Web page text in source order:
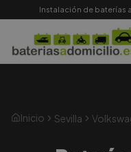
Instalación de baterías
Inicio Sevilla